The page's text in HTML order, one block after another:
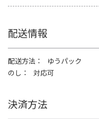
配送情報
配送方法
ゆうパック
のし
対応可
決済方法